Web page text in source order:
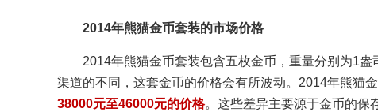
2014年熊猫金币套装的市场价格
2014年熊猫金币套装包含五枚金币，重量分别为1
渠道的不同，这套金币的价格会有所波动。2014年熊猫
38000元至46000元的价格。这些差异主要源于金币的保